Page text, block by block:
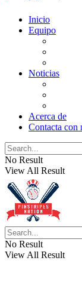
Inicio
Equipo
Noticias
Acerca de
Contacta con
No Result
View All Result
No Result
View All Result